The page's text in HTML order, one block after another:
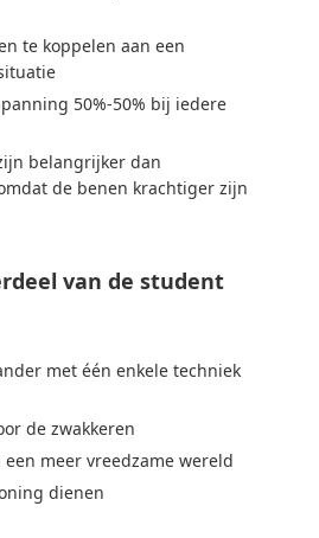
te koppelen aan een
50%-50% bij iedere
belangrijker dan
de benen krachtiger zijn
van de student
met één enkele techniek
de zwakkeren
meer vreedzame wereld
dienen